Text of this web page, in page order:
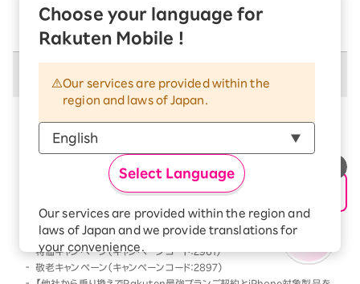
Choose your language for
Rakuten Mobile !
Our services are provided within the
region and laws of Japan.
Select Language
Our services are provided within the region and
laws of Japan and we provide translations for
your convenience.
The Japanese version of our websites and
applications, in which include Rakuten
括払いもしくは24回払いのご購入で割引キャンペーン（キャンペーンコー
以下のキャンペーンは、併用不可となります
本キャンペーン条件を満たす前、または満たした後に、
以下のキャンペーンの条件を満たした場合には、以下の
キャンペーンのみが優先的に適用となります
Rakutenオリジナル製品 1円キャンペーン（キャンペーンコード：2808）
「Rakuten最強プラン契約＆Android買い替え超トクプログラム利用」
特価キャンペーン（キャンペーンコード：2961）
敬老キャンペーン（キャンペーンコード：2897）